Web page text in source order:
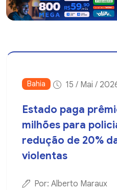
Bahia 15 / Mai /
Estado paga
milhões para
redução de 20%
violentas
Por: Alberto Maraux